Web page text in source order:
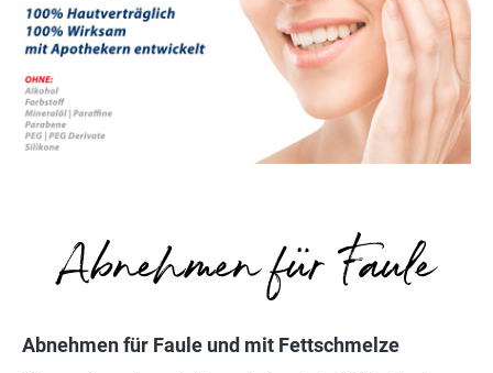
Abnehmen für Faule und mit Fettschmelze